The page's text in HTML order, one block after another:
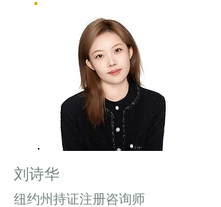
刘诗华
纽约州持证注册咨询师